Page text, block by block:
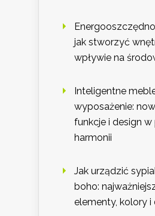
jak stworzyć
wpływie na
Inteligentne
wyposażenie:
funkcje i design w
harmonii
Jak urządzić
boho:
elementy, kolory i